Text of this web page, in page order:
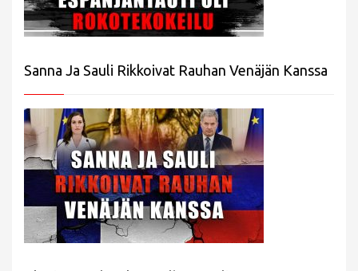
Sanna Ja Sauli Rikkoivat Rauhan Venäjän Kanssa